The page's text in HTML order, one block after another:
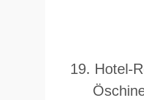
19. Hotel-